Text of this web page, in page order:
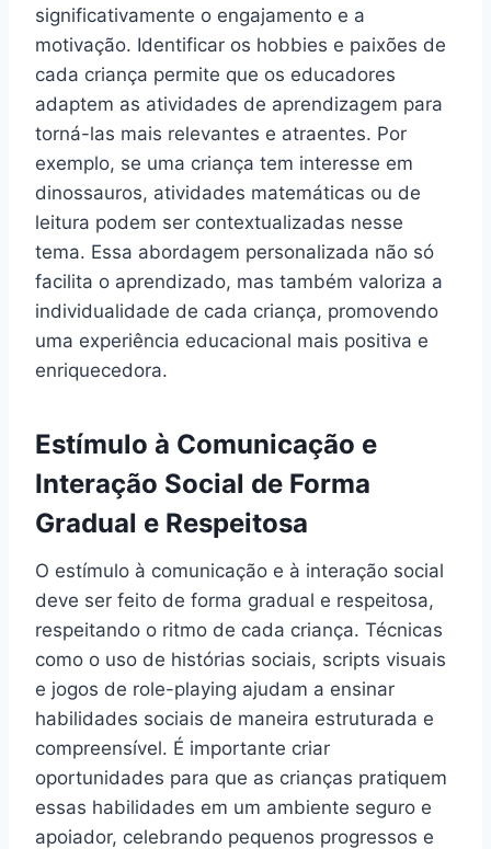
significativamente o engajamento e a
motivação. Identificar os hobbies e paixões de
cada criança permite que os educadores
adaptem as atividades de aprendizagem para
torná-las mais relevantes e atraentes. Por
exemplo, se uma criança tem interesse em
dinossauros, atividades matemáticas ou de
leitura podem ser contextualizadas nesse
tema. Essa abordagem personalizada não só
facilita o aprendizado, mas também valoriza a
individualidade de cada criança, promovendo
uma experiência educacional mais positiva e
enriquecedora.
Estímulo à Comunicação e
Interação Social de Forma
Gradual e Respeitosa
O estímulo à comunicação e à interação social
deve ser feito de forma gradual e respeitosa,
respeitando o ritmo de cada criança. Técnicas
como o uso de histórias sociais, scripts visuais
e jogos de role-playing ajudam a ensinar
habilidades sociais de maneira estruturada e
compreensível. É importante criar
oportunidades para que as crianças pratiquem
essas habilidades em um ambiente seguro e
apoiador, celebrando pequenos progressos e